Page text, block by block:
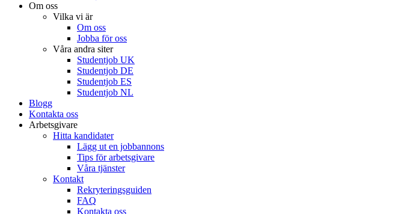
Om oss
Vilka vi är
Om oss
Jobba för oss
Våra andra siter
Studentjob UK
Studentjob DE
Studentjob ES
Studentjob NL
Blogg
Kontakta oss
Arbetsgivare
Hitta kandidater
Lägg ut en jobbannons
Tips för arbetsgivare
Våra tjänster
Kontakt
Rekryteringsguiden
FAQ
Kontakta oss